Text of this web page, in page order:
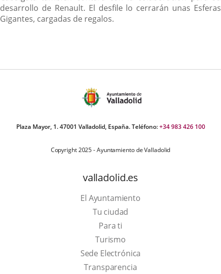
desarrollo de Renault. El desfile lo cerrarán unas Esferas
Gigantes, cargadas de regalos.
Plaza Mayor, 1. 47001 Valladolid, España. Teléfono:+34 983 426 100
Copyright 2025 - Ayuntamiento de Valladolid
valladolid.es
El Ayuntamiento
Tu ciudad
Para ti
TurismoThis
link
will
Sede Electrónica
Transparencia